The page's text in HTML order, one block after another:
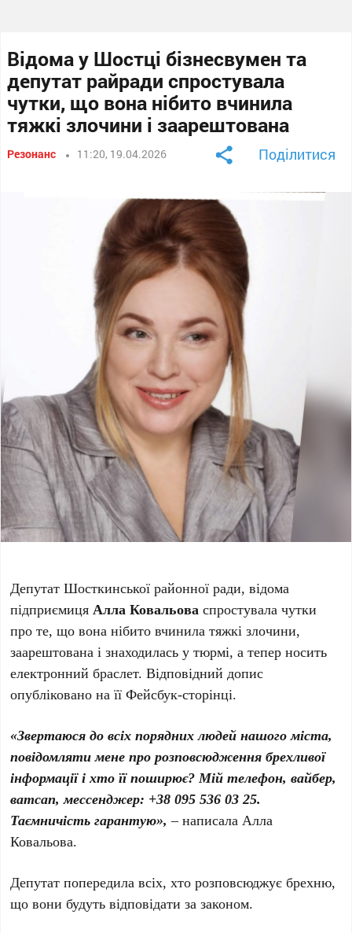
Відома у Шостці бізнесвумен та
депутат райради спростувала
чутки, що вона нібито вчинила
тяжкі злочини і заарештована
Резонанс 11:20, 19.04.2026 Поділитися
Депутат Шосткинської районної ради, відома
підприємиця Алла Ковальова спростувала чутки
про те, що вона нібито вчинила тяжкі злочини,
заарештована і знаходилась у тюрмі, а тепер носить
електронний браслет. Відповідний допис
опубліковано на її Фейсбук-сторінці.
«Звертаюся до всіх порядних людей нашого міста,
повідомляти мене про розповсюдження брехливої
інформації і хто її поширює? Мій телефон, вайбер,
ватсап, мессенджер: +38 095 536 03 25.
Таємничість гарантую», – написала Алла
Ковальова.
Депутат попередила всіх, хто розповсюджує брехню,
що вони будуть відповідати за законом.